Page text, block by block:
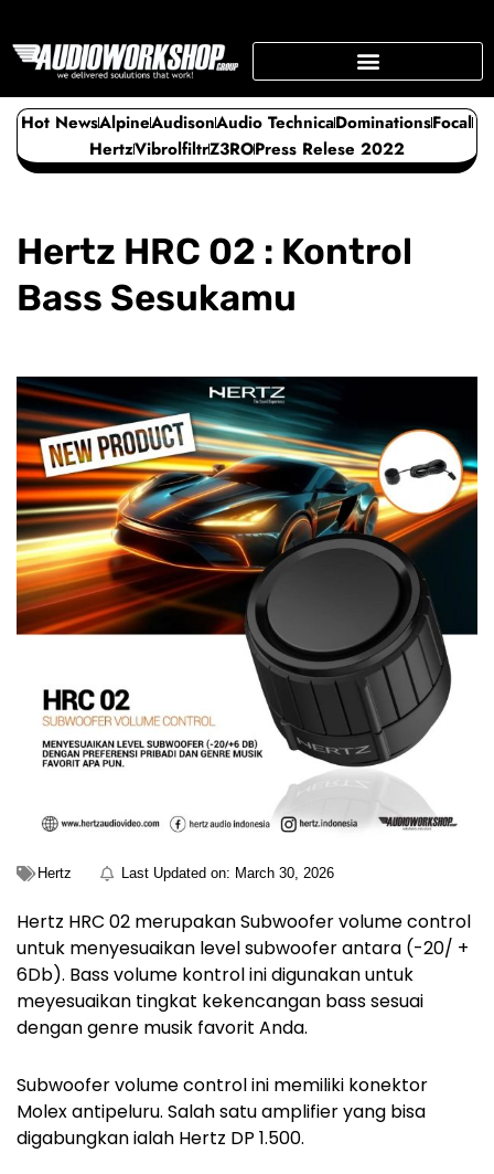
to
content
Hot NewsAlpineAudisonAudio TechnicaDominationsFocal
HertzVibrolfiltrZ3ROPress Relese 2022
Hertz HRC 02 : Kontrol
Bass Sesukamu
Hertz Last Updated on: March 30, 2026
Hertz HRC 02 merupakan Subwoofer volume control
untuk menyesuaikan level subwoofer antara (-20/ +
6Db). Bass volume kontrol ini digunakan untuk
meyesuaikan tingkat kekencangan bass sesuai
dengan genre musik favorit Anda.
Subwoofer volume control ini memiliki konektor
Molex antipeluru. Salah satu amplifier yang bisa
digabungkan ialah Hertz DP 1.500.